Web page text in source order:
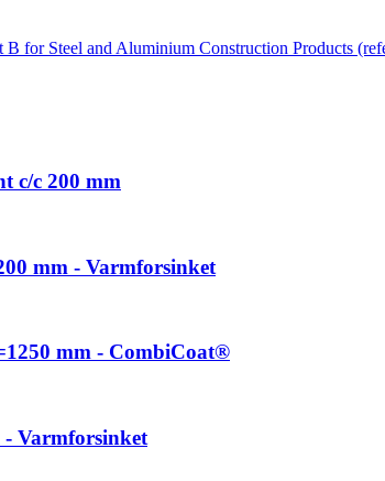
B for Steel and Aluminium Construction Products
c/c 200 mm
mm - Varmforsinket
mm - CombiCoat®
- Varmforsinket